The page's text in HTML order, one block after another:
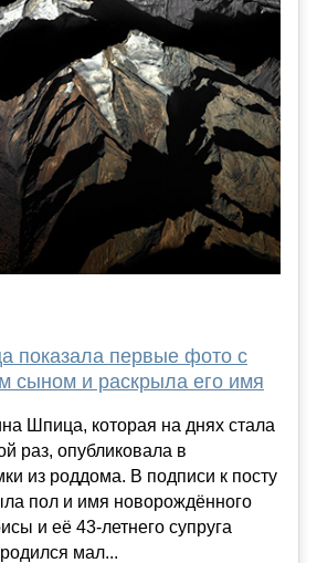
показала первые фото с
сыном и раскрыла его имя
Шпица, которая на днях стала
раз, опубликовала в
из роддома. В подписи к посту
пол и имя новорождённого
и её 43-летнего супруга
мал...